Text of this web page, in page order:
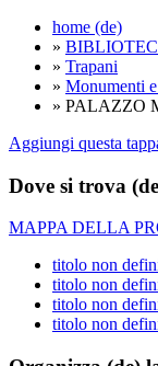
home (de)
»
» Trapani
» Monumenti
» PALAZZO
Aggiungi questa
Dove si trova
MAPPA DELLA
titolo non
titolo non
titolo non
titolo non